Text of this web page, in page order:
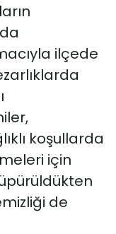
ilçede
koşullarda
için
de